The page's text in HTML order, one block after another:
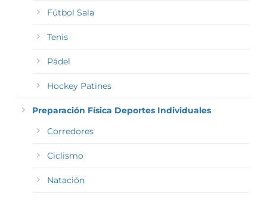
Fútbol Sala
Tenis
Pádel
Hockey Patines
Preparación Física Deportes Individuales
Corredores
Ciclismo
Natación